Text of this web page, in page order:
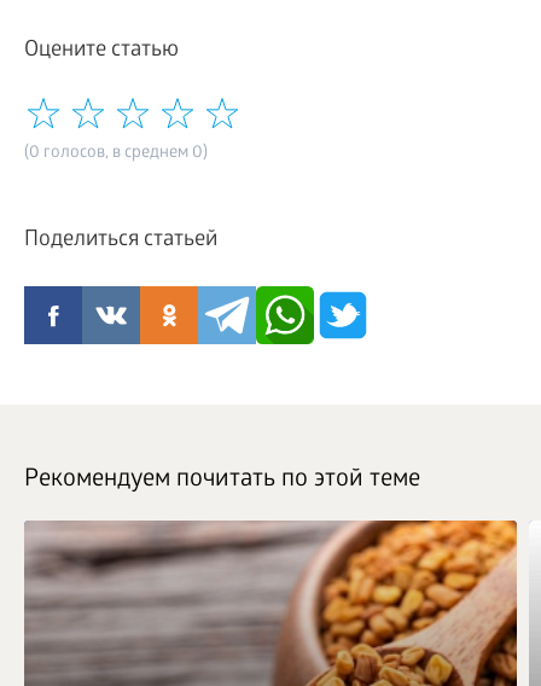
Оцените статью
(0 голосов, в среднем 0)
Поделиться статьей
Рекомендуем почитать по этой теме